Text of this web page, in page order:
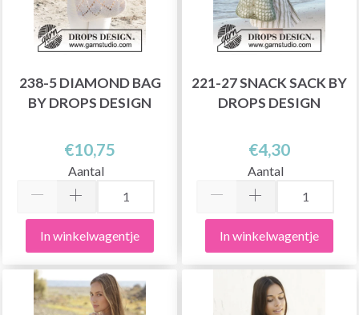
238-5 DIAMOND BAG
BY DROPS DESIGN
€10,75
Aantal
In winkelwagentje
221-27 SNACK SACK BY
DROPS DESIGN
€4,30
Aantal
In winkelwagentje